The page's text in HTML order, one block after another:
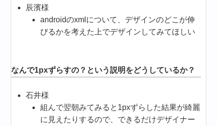
辰濱様
androidのxmlについて、デザインのどこが伸
びるかを考えた上でデザインしてみてほしい
なんで1pxずらすの？という説明をどうしているか？
石井様
組んで翌朝みてみると1pxずらした結果が綺麗
に見えたりするので、できるだけデザイナー